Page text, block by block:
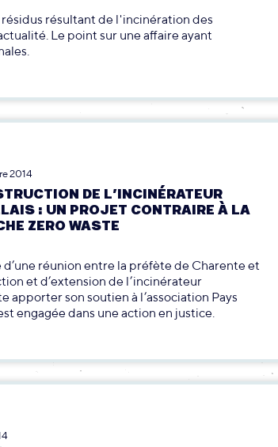
résultant de l'incinération des
Le point sur une affaire ayant
2014
DE L’INCINÉRATEUR
: UN PROJET CONTRAIRE À LA
ZERO WASTE
réunion entre la préfète de Charente et
et d’extension de l’incinérateur
apporter son soutien à l’association Pays
engagée dans une action en justice.